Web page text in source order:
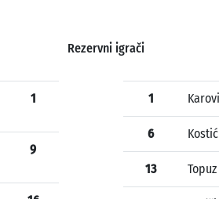
Rezervni igrači
1
9
1
6
13